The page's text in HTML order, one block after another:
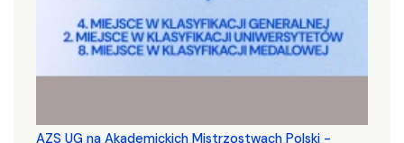
AZS UG na Akademickich Mistrzostwach Polski -